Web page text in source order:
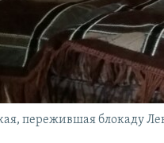
пережившая блокаду